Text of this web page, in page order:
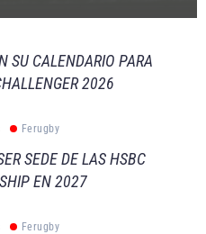
SU CALENDARIO PARA
2026
Ferugby
SEDE DE LAS HSBC
EN 2027
Ferugby